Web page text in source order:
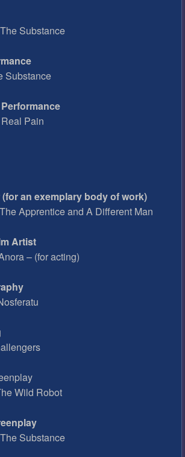
Substance
Substance
Pain
an exemplary body of work)
Apprentice and A Different Man
Artist
– (for acting)
Wild Robot
Substance